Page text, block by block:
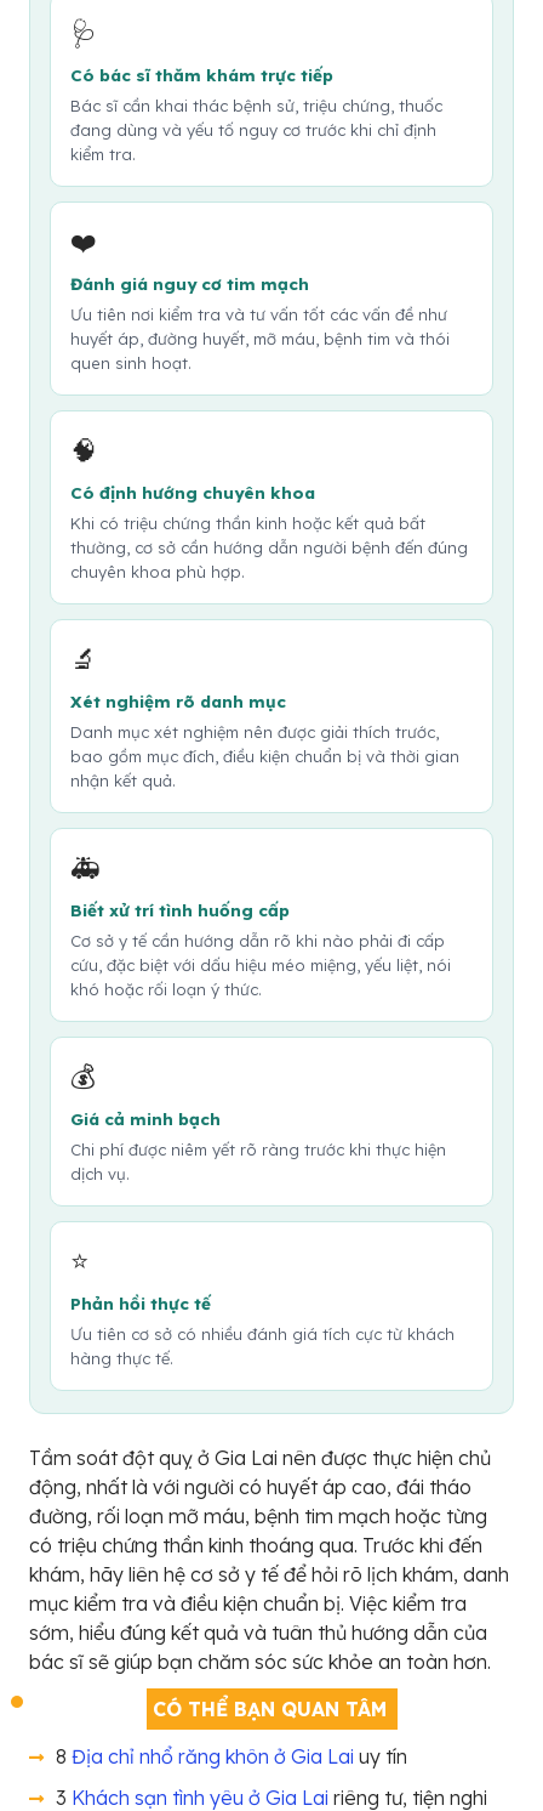
🩺
Có bác sĩ thăm khám trực tiếp
Bác sĩ cần khai thác bệnh sử, triệu chứng, thuốc
đang dùng và yếu tố nguy cơ trước khi chỉ định
kiểm tra.
❤️
Đánh giá nguy cơ tim mạch
Ưu tiên nơi kiểm tra và tư vấn tốt các vấn đề như
huyết áp, đường huyết, mỡ máu, bệnh tim và thói
quen sinh hoạt.
🧠
Có định hướng chuyên khoa
Khi có triệu chứng thần kinh hoặc kết quả bất
thường, cơ sở cần hướng dẫn người bệnh đến đúng
chuyên khoa phù hợp.
🔬
Xét nghiệm rõ danh mục
Danh mục xét nghiệm nên được giải thích trước,
bao gồm mục đích, điều kiện chuẩn bị và thời gian
nhận kết quả.
🚑
Biết xử trí tình huống cấp
Cơ sở y tế cần hướng dẫn rõ khi nào phải đi cấp
cứu, đặc biệt với dấu hiệu méo miệng, yếu liệt, nói
khó hoặc rối loạn ý thức.
💰
Giá cả minh bạch
Chi phí được niêm yết rõ ràng trước khi thực hiện
dịch vụ.
⭐
Phản hồi thực tế
Ưu tiên cơ sở có nhiều đánh giá tích cực từ khách
hàng thực tế.
Tầm soát đột quỵ ở Gia Lai nên được thực hiện chủ
động, nhất là với người có huyết áp cao, đái tháo
đường, rối loạn mỡ máu, bệnh tim mạch hoặc từng
có triệu chứng thần kinh thoáng qua. Trước khi đến
khám, hãy liên hệ cơ sở y tế để hỏi rõ lịch khám, danh
mục kiểm tra và điều kiện chuẩn bị. Việc kiểm tra
sớm, hiểu đúng kết quả và tuân thủ hướng dẫn của
bác sĩ sẽ giúp bạn chăm sóc sức khỏe an toàn hơn.
CÓ THỂ BẠN QUAN TÂM
8 Địa chỉ nhổ răng khôn ở Gia Lai uy tín
3 Khách sạn tình yêu ở Gia Lai riêng tư, tiện nghi